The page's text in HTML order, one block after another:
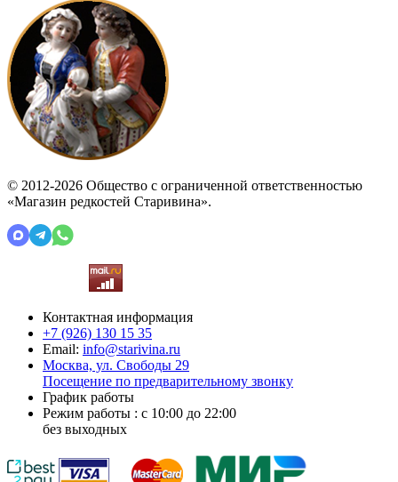
© 2012-2026 Общество с ограниченной ответственностью
«Магазин редкостей Старивина».
Контактная информация
+7 (926) 130 15 35
Email: info@starivina.ru
Москва, ул. Свободы 29
Посещение по предварительному звонку
График работы
Режим работы : с 10:00 до 22:00
без выходных